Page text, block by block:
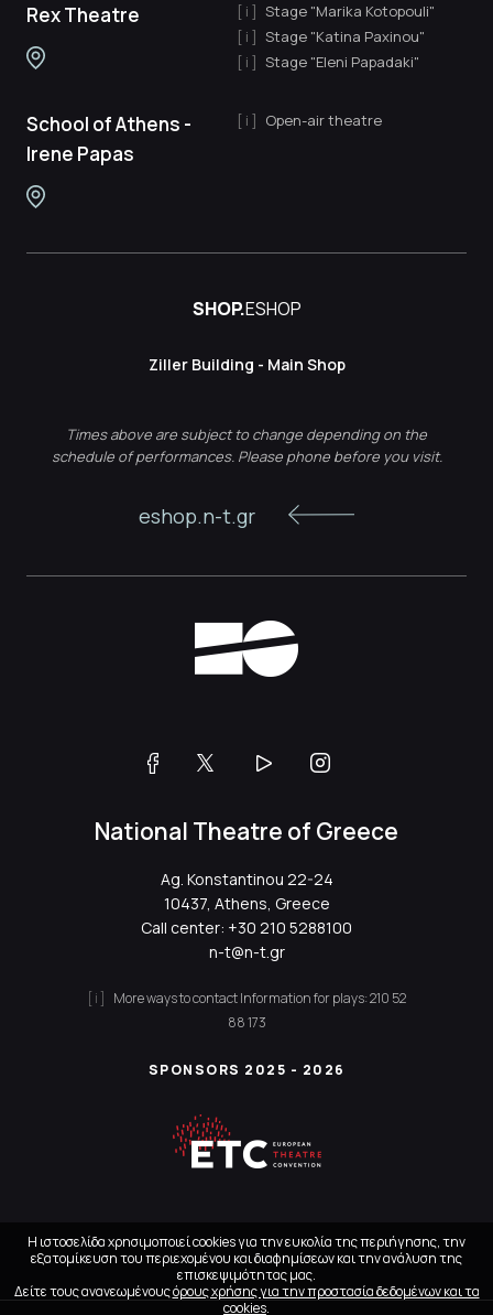
Rex Theatre
Stage "Marika Kotopouli"
Stage "Katina Paxinou"
Stage "Eleni Papadaki"
School of Athens -
Irene Papas
Open-air theatre
SHOP.ESHOP
Ziller Building - Main Shop
Times above are subject to change depending on the
schedule of performances. Please phone before you visit.
eshop.n-t.gr
National Theatre of Greece
Ag. Konstantinou 22-24
10437, Athens, Greece
Call center: +30 210 5288100
n-t@n-t.gr
More ways to contactInformation for plays:210 52
88 173
SPONSORS 2025 - 2026
Η ιστοσελίδα χρησιμοποιεί cookies για την ευκολία της περιήγησης, την
εξατομίκευση του περιεχομένου και διαφημίσεων και την ανάλυση της
επισκεψιμότητας μας.
Δείτε τους ανανεωμένουςόρους χρήσης για την προστασία δεδομένων και τα
cookies.